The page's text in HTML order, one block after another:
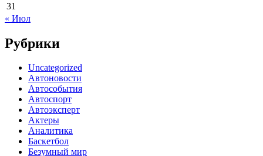
31
« Июл
Рубрики
Uncategorized
Автоновости
Автособытия
Автоспорт
Автоэксперт
Актеры
Аналитика
Баскетбол
Безумный мир